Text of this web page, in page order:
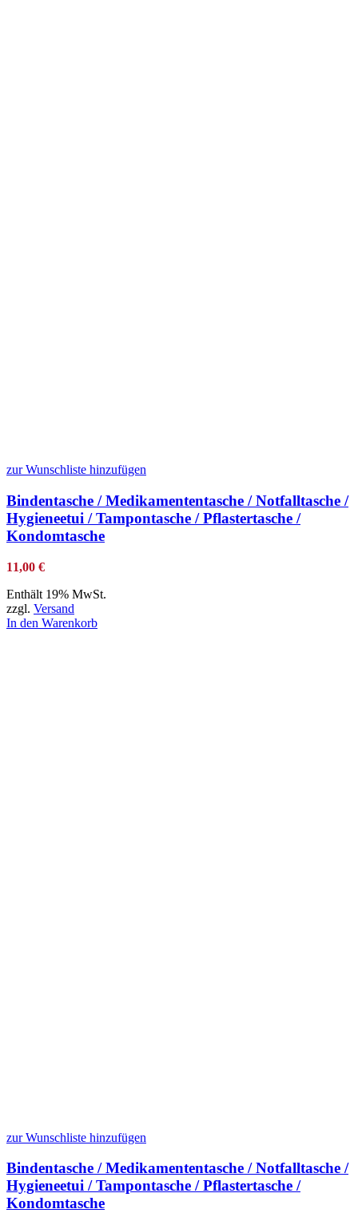
zur Wunschliste hinzufügen
Bindentasche / Medikamententasche / Notfalltasche /
Hygieneetui / Tampontasche / Pflastertasche /
Kondomtasche
11,00 €
Enthält 19% MwSt.
zzgl. Versand
In den Warenkorb
zur Wunschliste hinzufügen
Bindentasche / Medikamententasche / Notfalltasche /
Hygieneetui / Tampontasche / Pflastertasche /
Kondomtasche